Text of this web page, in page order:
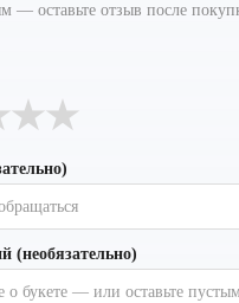
— оставьте отзыв после
★
★
(необязательно)